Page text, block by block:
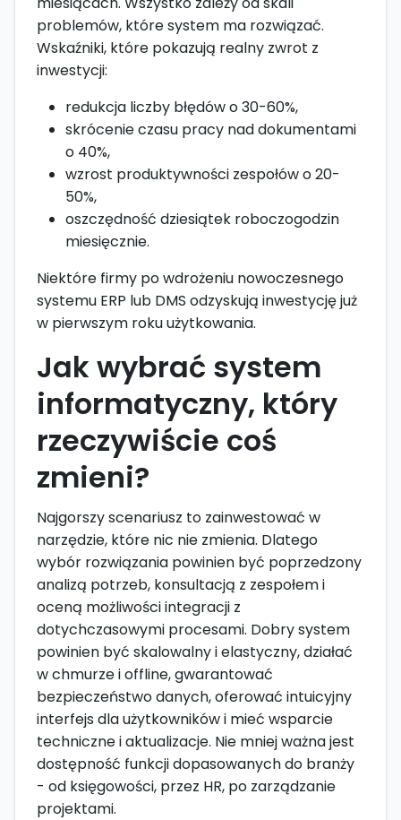
problemów, które system ma rozwiązać.
Wskaźniki, które pokazują realny zwrot z
inwestycji:
redukcja liczby błędów o 30-60%,
skrócenie czasu pracy nad dokumentami
o 40%,
wzrost produktywności zespołów o 20-
50%,
oszczędność dziesiątek roboczogodzin
miesięcznie.
Niektóre firmy po wdrożeniu nowoczesnego
systemu ERP lub DMS odzyskują inwestycję już
w pierwszym roku użytkowania.
Jak wybrać system
informatyczny, który
rzeczywiście coś
zmieni?
Najgorszy scenariusz to zainwestować w
narzędzie, które nic nie zmienia. Dlatego
wybór rozwiązania powinien być poprzedzony
analizą potrzeb, konsultacją z zespołem i
oceną możliwości integracji z
dotychczasowymi procesami. Dobry system
powinien być skalowalny i elastyczny, działać
w chmurze i offline, gwarantować
bezpieczeństwo danych, oferować intuicyjny
interfejs dla użytkowników i mieć wsparcie
techniczne i aktualizacje. Nie mniej ważna jest
dostępność funkcji dopasowanych do branży
- od księgowości, przez HR, po zarządzanie
projektami.